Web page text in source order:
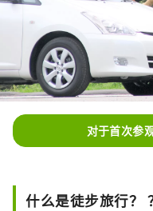
对于首次参
什么是徒步旅行？